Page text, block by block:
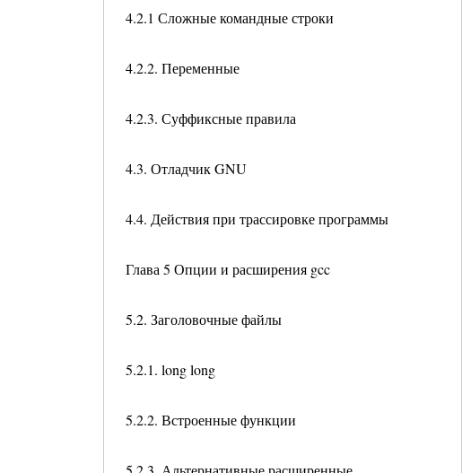
4.2.1 Сложные командные строки
4.2.2. Переменные
4.2.3. Суффиксные правила
4.3. Отладчик GNU
4.4. Действия при трассировке программы
Глава 5 Опции и расширения gcc
5.2. Заголовочные файлы
5.2.1. long long
5.2.2. Встроенные функции